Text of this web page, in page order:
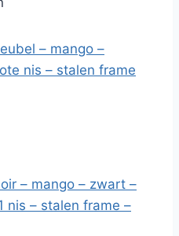
– mango –
nis – stalen frame
– mango – zwart –
nis – stalen frame –